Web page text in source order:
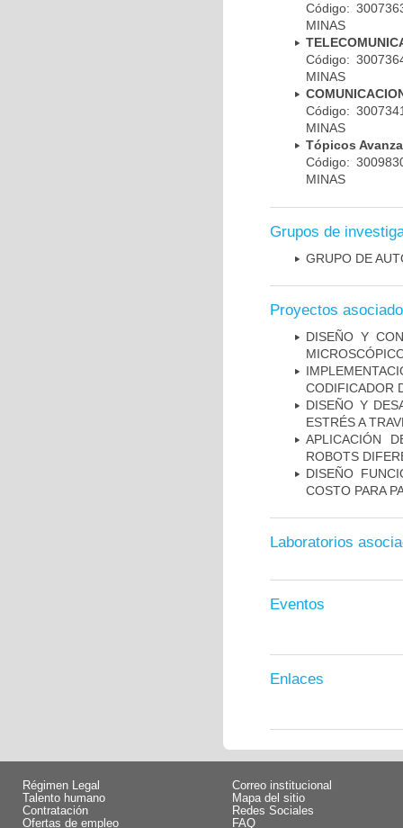
Código:
MINAS
Código:
MINAS
Código:
MINAS
Tópicos
Código:
MINAS
Grupos de
GRUPO DE
Proyectos
DISEÑO Y
CODIFICADOR
DISEÑO Y
ESTRÉS A
APLICACIÓN
ROBOTS
DISEÑO
COSTO PARA
Laboratorios
Eventos
Enlaces
Régimen Legal
Talento humano
Contratación
Ofertas de empleo
Correo institucional
Mapa del sitio
Redes Sociales
FAQ